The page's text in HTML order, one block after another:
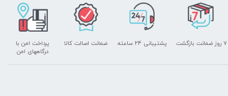
پشتیبانی ۲۴ ساعته
پرداخت امن با
درگاههای امن
۷ روز ضمانت بازگشت ضمانت اصالت کالا